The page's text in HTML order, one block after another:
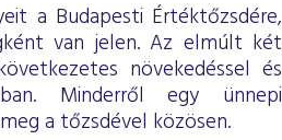
a Budapesti Értéktőzsdére,
van jelen. Az elmúlt két
növekedéssel és
Minderről egy ünnepi
a tőzsdével közösen.